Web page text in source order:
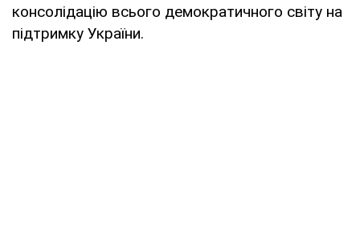
консолідацію всього демократичного світу на
підтримку України.